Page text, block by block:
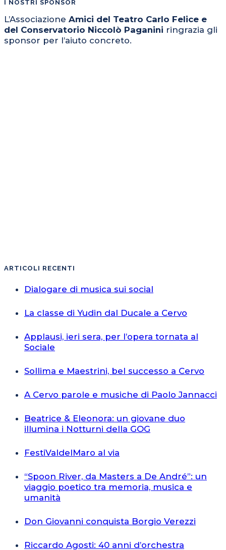
I NOSTRI SPONSOR
L’Associazione Amici del Teatro Carlo Felice e
del Conservatorio Niccolò Paganini ringrazia gli
sponsor per l’aiuto concreto.
ARTICOLI RECENTI
Dialogare di musica sui social
La classe di Yudin dal Ducale a Cervo
Applausi, ieri sera, per l’opera tornata al
Sociale
Sollima e Maestrini, bel successo a Cervo
A Cervo parole e musiche di Paolo Jannacci
Beatrice & Eleonora: un giovane duo
illumina i Notturni della GOG
FestiValdelMaro al via
“Spoon River, da Masters a De André”: un
viaggio poetico tra memoria, musica e
umanità
Don Giovanni conquista Borgio Verezzi
Riccardo Agosti: 40 anni d’orchestra